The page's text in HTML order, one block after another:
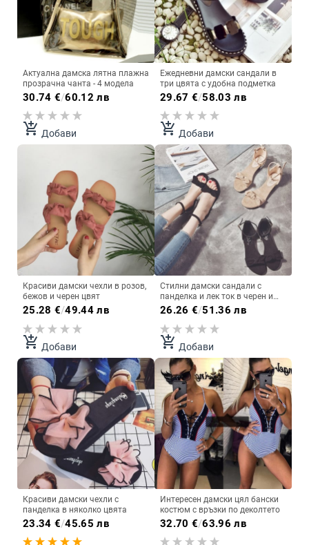
Актуална дамска лятна плажна
прозрачна чанта - 4 модела
30.74 €/60.12 лв
add_shopping_cart Добави
Ежедневни дамски сандали в
три цвята с удобна подметка
29.67 €/58.03 лв
add_shopping_cart Добави
Красиви дамски чехли в розов,
бежов и черен цвят
25.28 €/49.44 лв
add_shopping_cart Добави
Стилни дамски сандали с
панделка и лек ток в черен и
бежов цвят
26.26 €/51.36 лв
add_shopping_cart Добави
Красиви дамски чехли с
панделка в няколко цвята
23.34 €/45.65 лв
Интересен дамски цял бански
костюм с връзки по деколтето
32.70 €/63.96 лв